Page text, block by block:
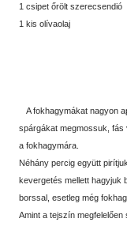
1 csipet őrölt szerecsendió
1 kis olívaolaj
A fokhagymákat nagyon
spárgákat megmossuk,
a fokhagymára.
Néhány percig együtt
kevergetés mellett hagyjuk
borssal, esetleg még
Amint a tejszín